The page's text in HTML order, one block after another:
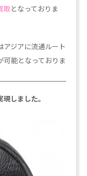
取 となっておりま
アジアに流通ルート
可能となっておりま
しました。